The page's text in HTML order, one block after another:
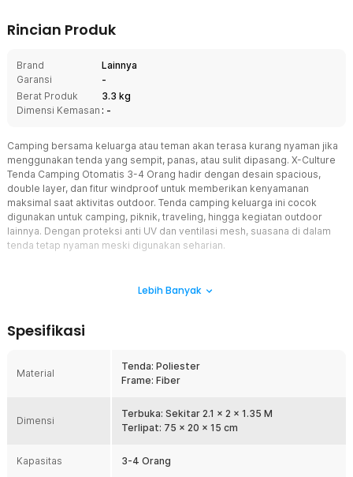
Rincian Produk
Brand
Lainnya
Garansi
-
Berat Produk
3.3 kg
Dimensi Kemasan : -
Camping bersama keluarga atau teman akan terasa kurang nyaman jika
menggunakan tenda yang sempit, panas, atau sulit dipasang. X-Culture
Tenda Camping Otomatis 3-4 Orang hadir dengan desain spacious,
double layer, dan fitur windproof untuk memberikan kenyamanan
maksimal saat aktivitas outdoor. Tenda camping keluarga ini cocok
digunakan untuk camping, piknik, traveling, hingga kegiatan outdoor
lainnya. Dengan proteksi anti UV dan ventilasi mesh, suasana di dalam
tenda tetap nyaman meski digunakan seharian.
keluarga kecil atau teman camping. Area dalam tenda memberikan
outdoor. Cocok digunakan untuk camping keluarga, piknik outdoor,
hingga acara kemah bersama teman.
Desain dual layer membantu meningkatkan perlindungan terhadap
angin, hujan, dan serangga saat camping. Anda dapat menutup
lapisan mesh bagian dalam agar sirkulasi udara tetap lancar. Sistem
ini membuat suasana di dalam tenda terasa lebih nyaman dan tidak
Lebih Banyak
Spesifikasi
Material
Tenda: Poliester
Frame: Fiber
Dimensi
Terbuka: Sekitar 2.1 x 2 x 1.35 M
Terlipat: 75 x 20 x 15 cm
Kapasitas 3-4 Orang